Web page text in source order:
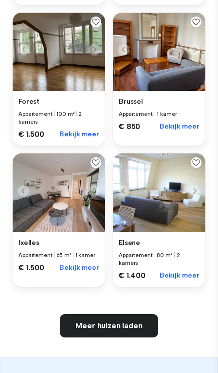
Forest
Appartement |100 m² |2
kamers
€ 1.500 Bekijk meer
Brussel
Appartement |1 kamer
€ 850 Bekijk meer
Ixelles
Appartement 65 m² 1 kamer
€ 1.500 Bekijk meer
Elsene
Appartement |80 m²
2
kamers
€ 1.400 Bekijk meer
Meer huizen laden